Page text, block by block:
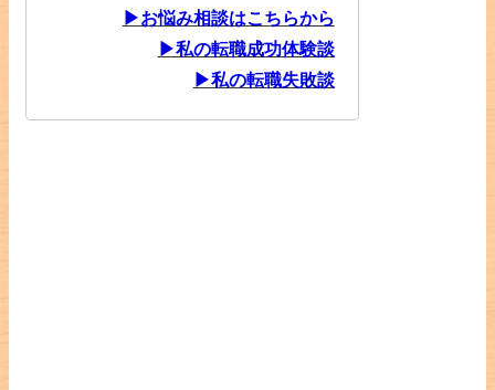
▶お悩み相談はこちらから
▶私の転職成功体験談
▶私の転職失敗談